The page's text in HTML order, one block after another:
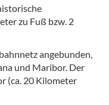
zu Fuß bzw. 2
angebunden,
und Maribor. Der
(ca. 20 Kilometer